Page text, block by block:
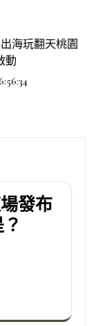
海玩翻天桃園
動
發布